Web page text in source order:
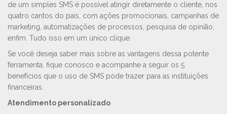
de um simples SMS é possível atingir diretamente o cliente, nos
quatro cantos do país, com ações promocionais, campanhas de
marketing, automatizações de processos, pesquisa de opinião,
enfim. Tudo isso em um único clique.
Se você deseja saber mais sobre as vantagens dessa potente
ferramenta, fique conosco e acompanhe a seguir os 5
benefícios que o uso de SMS pode trazer para as instituições
financeiras.
Atendimento personalizado